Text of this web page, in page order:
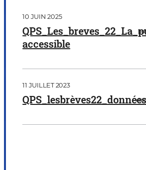
Document
Télécharger
accessible
10 JUIN 2025
Document
Télécharger
QPS_lesbrèves22_données
xlsx
11 JUILLET 2023